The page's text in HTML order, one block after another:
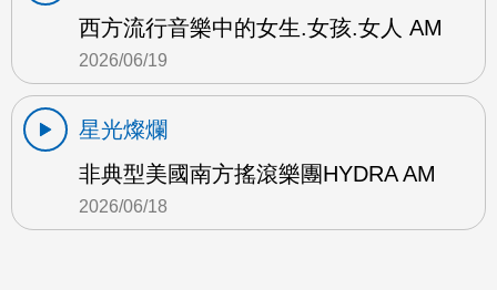
西方流行音樂中的女生.女孩.女人 AM
2026/06/19
星光燦爛
非典型美國南方搖滾樂團HYDRA AM
2026/06/18